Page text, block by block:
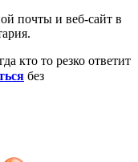
почты и веб-сайт в
кто то резко ответит
без